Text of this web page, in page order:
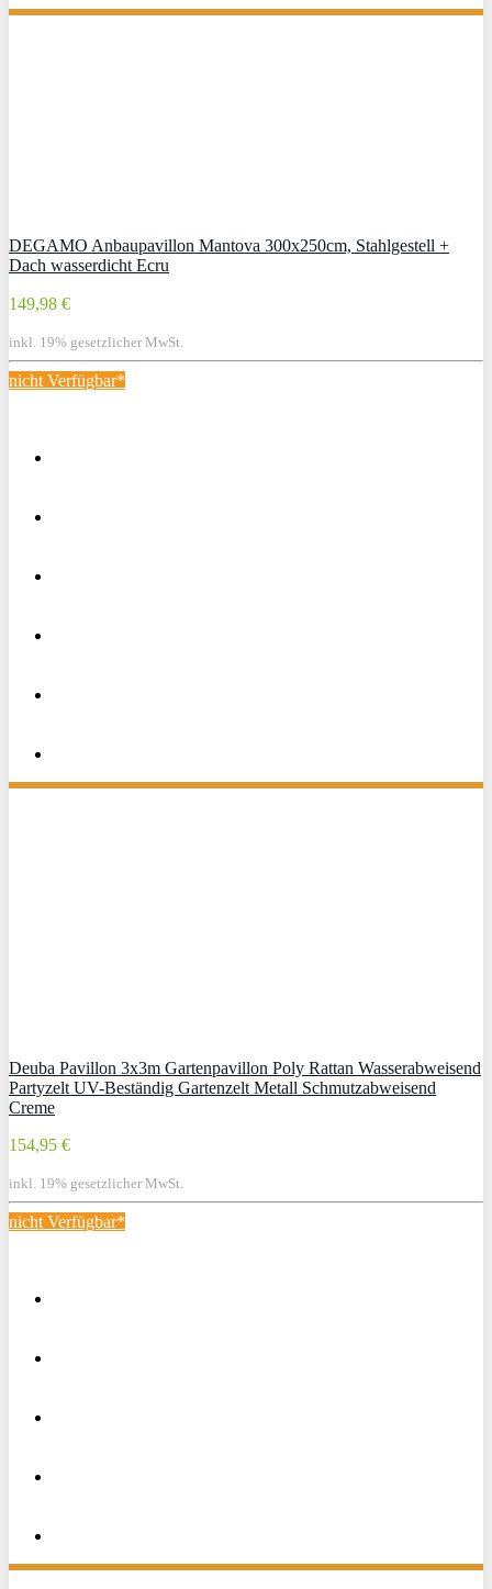
DEGAMO Anbaupavillon Mantova 300x250cm, Stahlgestell +
Dach wasserdicht Ecru
149,98 €
inkl. 19% gesetzlicher MwSt.
nicht Verfügbar*
Deuba Pavillon 3x3m Gartenpavillon Poly Rattan Wasserabweisend
Partyzelt UV-Beständig Gartenzelt Metall Schmutzabweisend
Creme
154,95 €
inkl. 19% gesetzlicher MwSt.
nicht Verfügbar*